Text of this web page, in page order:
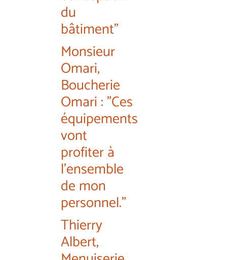
du
bâtiment"
Monsieur
Omari,
Boucherie
Omari : "Ces
équipements
vont
profiter à
l'ensemble
de mon
personnel."
Thierry
Albert,